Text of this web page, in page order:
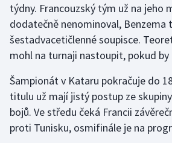
Ragby
Rychlobruslení
Rychlostní kanoistika
Short track
Sportovní střelba
týdny. Francouzský tým už na jeho
dodatečně nenominoval, Benzema
šestadvacetičlenné soupisce.
mohl na turnaji nastoupit, pokud
Šampionát v Kataru pokračuje do
titulu už mají jistý postup ze
bojů. Ve středu čeká Francii
proti Tunisku, osmifinále je na